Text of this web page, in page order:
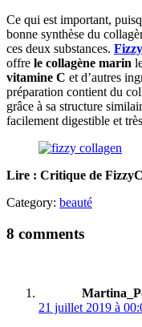
Ce qui est important,
bonne synthèse du
ces deux substances.
offre le collagène marin
vitamine C et d’autres
préparation contient du
grâce à sa structure
facilement digestible et
Lire : Critique de
Category: beauté
8 comments
21 juillet 2019 à